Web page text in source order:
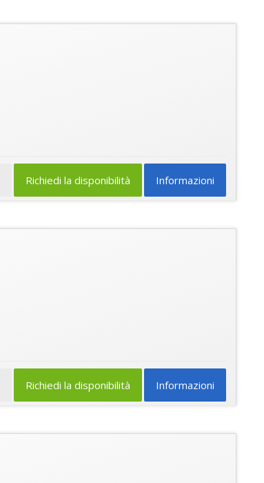
Informazioni
Richiedi la disponibilità
Informazioni
Richiedi la disponibilità